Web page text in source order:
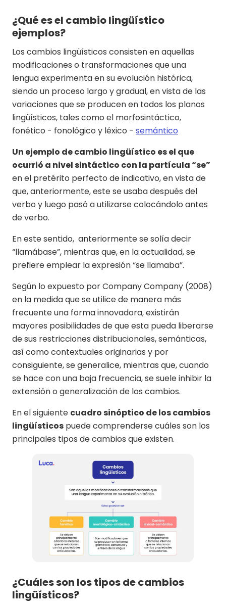
¿Qué es el cambio lingüístico
ejemplos?
Los cambios lingüísticos consisten en aquellas
modificaciones o transformaciones que una
lengua experimenta en su evolución histórica,
siendo un proceso largo y gradual, en vista de las
variaciones que se producen en todos los planos
lingüísticos, tales como el morfosintáctico,
fonético - fonológico y léxico - semántico
Un ejemplo de cambio lingüístico es el que
ocurrió a nivel sintáctico con la partícula “se”
en el pretérito perfecto de indicativo, en vista de
que, anteriormente, este se usaba después del
verbo y luego pasó a utilizarse colocándolo antes
de verbo.
En este sentido, anteriormente se solía decir
“llamábase”, mientras que, en la actualidad, se
prefiere emplear la expresión “se llamaba”.
Según lo expuesto por Company Company (2008)
en la medida que se utilice de manera más
frecuente una forma innovadora, existirán
mayores posibilidades de que esta pueda liberarse
de sus restricciones distribucionales, semánticas,
así como contextuales originarias y por
consiguiente, se generalice, mientras que, cuando
se hace con una baja frecuencia, se suele inhibir la
extensión o generalización de los cambios.
En el siguiente cuadro sinóptico de los cambios
lingüísticos puede comprenderse cuáles son los
principales tipos de cambios que existen.
¿Cuáles son los tipos de cambios
lingüísticos?